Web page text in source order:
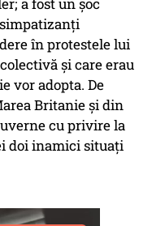
a fost un șoc
în protestele lui
și care erau
vor adopta. De
Britanie și din
cu privire la
doi inamici situați